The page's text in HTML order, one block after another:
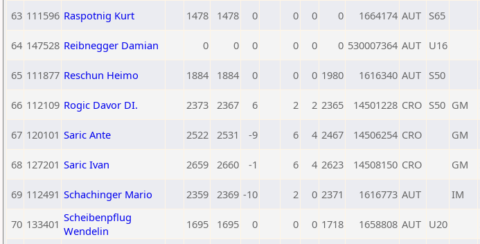
63 111596 Raspotnig Kurt 1478 1478 0 0 0 0 1664174 AUT S65
64 147528 Reibnegger Damian 0 0 0 0 0 0 530007364 AUT U16
65 111877 Reschun Heimo 1884 1884 0 0 0 1980 1616340 AUT S50
66 112109 Rogic Davor DI. 2373 2367 6 2 2 2365 14501228 CRO S50 GM
67 120101 Saric Ante 2522 2531 -9 6 4 2467 14506254 CRO GM
68 127201 Saric Ivan 2659 2660 -1 6 4 2623 14508150 CRO GM
69 112491 Schachinger Mario 2359 2369 -10 2 0 2371 1616773 AUT IM
70 133401 Scheibenpflug
Wendelin
1695 1695 0 0 0 1718 1658808 AUT U20